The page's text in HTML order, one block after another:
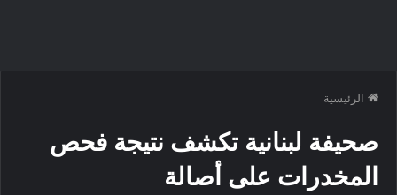
الرئيسية
صحيفة لبنانية تكشف نتيجة فحص
المخدرات على أصالة